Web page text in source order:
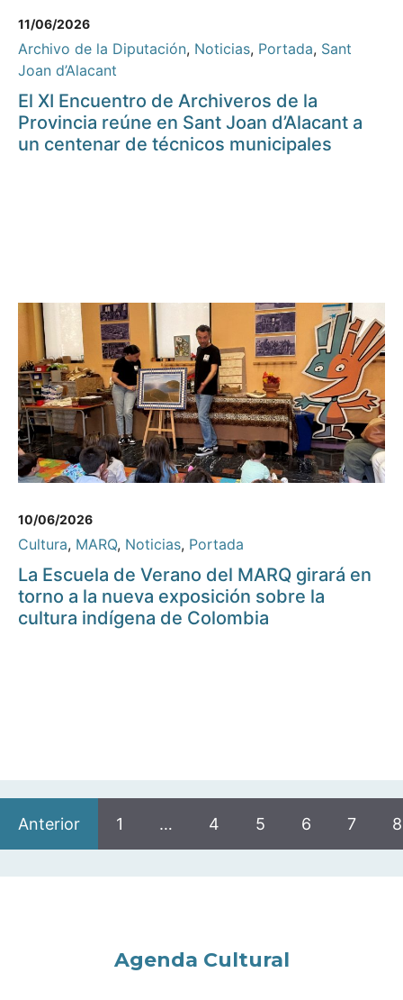
11/06/2026
Archivo de la Diputación, Noticias, Portada, Sant
Joan d’Alacant
El XI Encuentro de Archiveros de la
Provincia reúne en Sant Joan d’Alacant a
un centenar de técnicos municipales
10/06/2026
Cultura, MARQ, Noticias, Portada
La Escuela de Verano del MARQ girará en
torno a la nueva exposición sobre la
cultura indígena de Colombia
Anterior 1 … 4 5 6 7 8
Agenda Cultural